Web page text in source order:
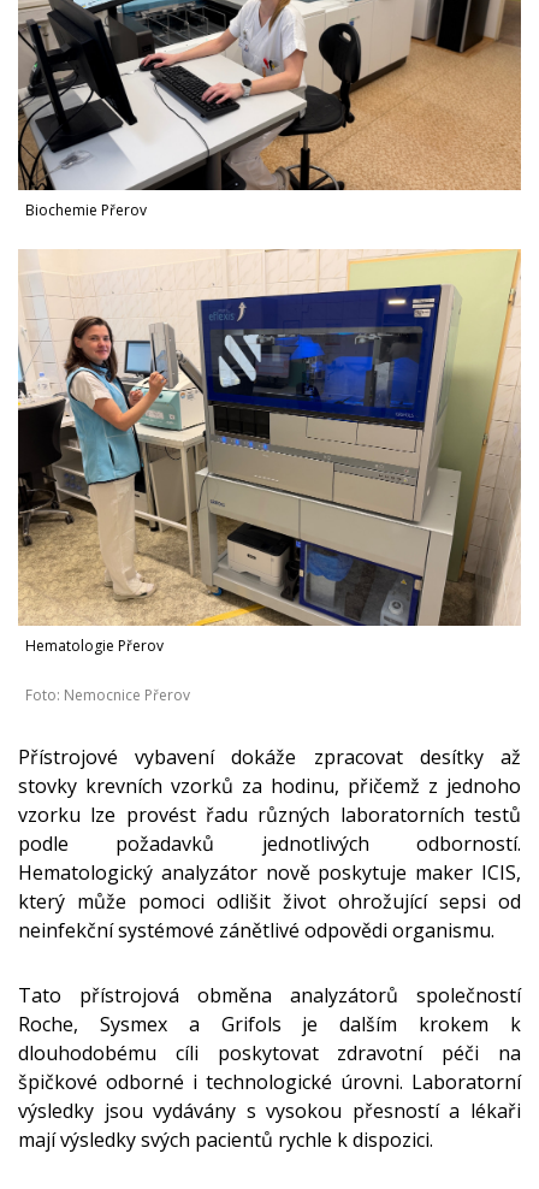
Biochemie Přerov
Hematologie Přerov
Foto: Nemocnice Přerov
Přístrojové vybavení dokáže zpracovat desítky až
stovky krevních vzorků za hodinu, přičemž z jednoho
vzorku lze provést řadu různých laboratorních testů
podle požadavků jednotlivých odborností.
Hematologický analyzátor nově poskytuje maker ICIS,
který může pomoci odlišit život ohrožující sepsi od
neinfekční systémové zánětlivé odpovědi organismu.
Tato přístrojová obměna analyzátorů společností
Roche, Sysmex a Grifols je dalším krokem k
dlouhodobému cíli poskytovat zdravotní péči na
špičkové odborné i technologické úrovni. Laboratorní
výsledky jsou vydávány s vysokou přesností a lékaři
mají výsledky svých pacientů rychle k dispozici.